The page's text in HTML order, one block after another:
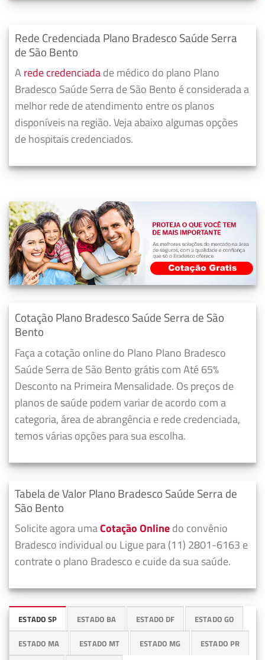
Rede Credenciada Plano Bradesco Saúde Serra
de São Bento
A rede credenciadade médico do plano Plano
Bradesco Saúde Serra de São Bento é considerada a
melhor rede de atendimento entre os planos
disponíveis na região. Veja abaixo algumas opções
de hospitais credenciados.
Cotação Plano Bradesco Saúde Serra de São
Bento
Faça a cotação online do Plano Plano Bradesco
Saúde Serra de São Bento grátis com Até 65%
Desconto na Primeira Mensalidade. Os preços de
planos de saúde podem variar de acordo com a
categoria, área de abrangência e rede credenciada,
temos várias opções para sua escolha.
Tabela de Valor Plano Bradesco Saúde Serra de
São Bento
Solicite agora umaCotação Onlinedo convênio
Bradesco individual ou Ligue para (11) 2801-6163 e
contrate o plano Bradesco e cuide da sua saúde.
ESTADO SP ESTADO BA ESTADO DF ESTADO GO
ESTADO MA ESTADO MT ESTADO MG ESTADO PR